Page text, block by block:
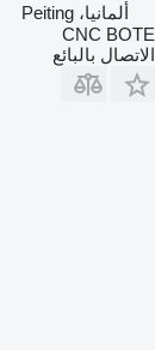
ألمانيا، Peiting
CNC BOTE
الاتصال بالبائع